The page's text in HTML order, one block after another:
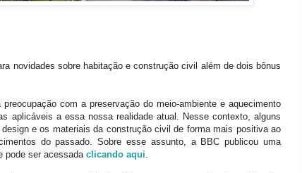
novidades sobre habitação e construção civil além de dois bônus
com a preservação do meio-ambiente e aquecimento
aplicáveis a essa nossa realidade atual. Nesse contexto, alguns
e os materiais da construção civil de forma mais positiva ao
do passado. Sobre esse assunto, a BBC publicou uma
pode ser acessada clicando aqui